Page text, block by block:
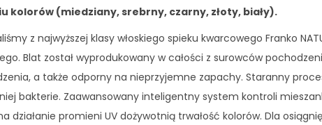
kolorów (miedziany, srebrny, czarny, złoty, biały).
z najwyższej klasy włoskiego spieku kwarcowego Franko
Blat został wyprodukowany w całości z surowców
a także odporny na nieprzyjemne zapachy. Staranny
bakterie. Zaawansowany inteligentny system kontroli
działanie promieni UV dożywotnią trwałość kolorów. Dla